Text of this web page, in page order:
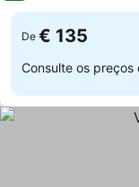
De € 135
Consulte os preços